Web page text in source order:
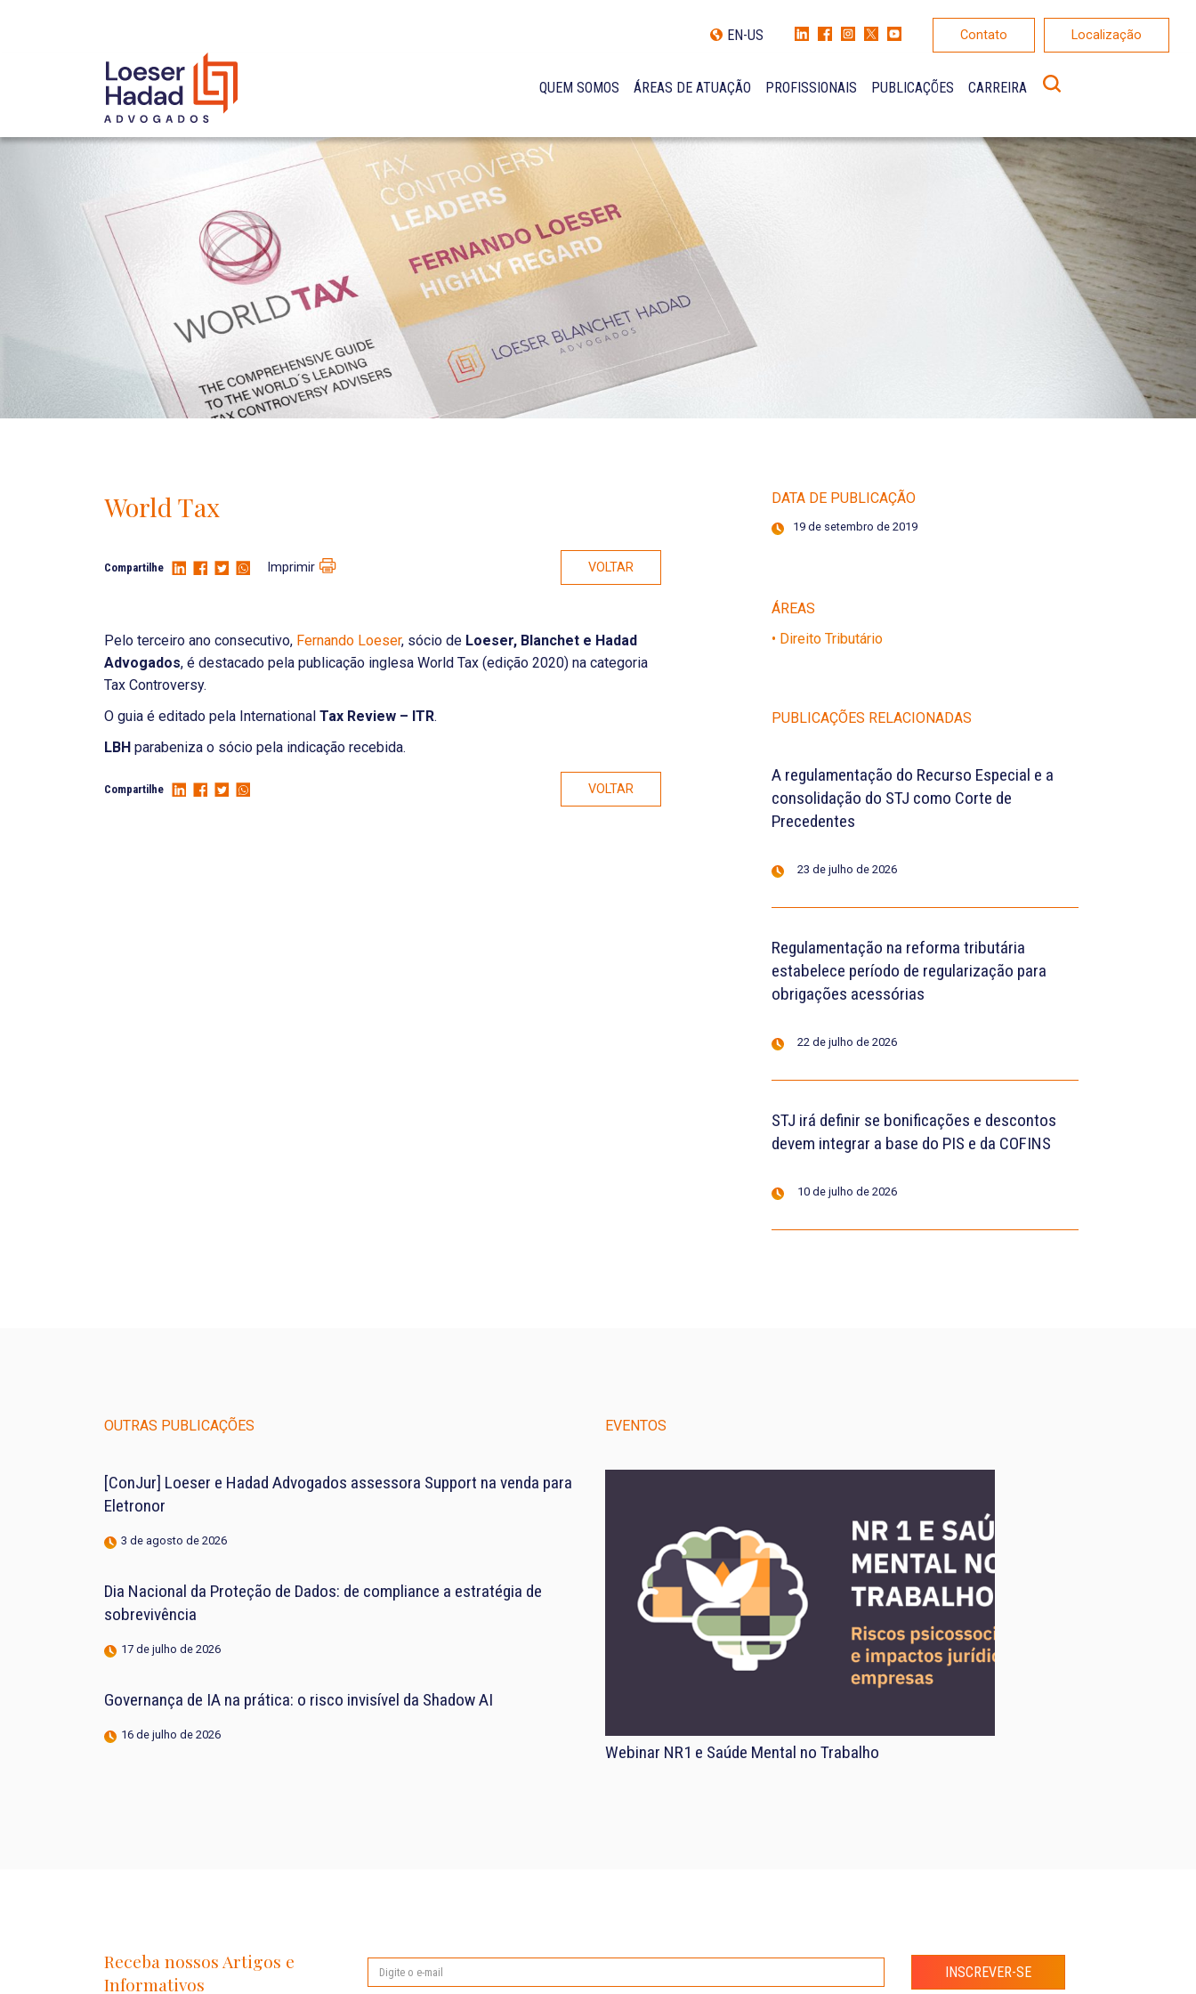
INTERNATIONAL NETWORK
PRÊMIOS
NOSSA EQUIPE
EN-US Contato Localização
QUEM SOMOS
INCLUSÃO E DIVERSIDADE
INTERNATIONAL NETWORK
PRÊMIOS
NOSSA EQUIPE
ÁREAS DE ATUAÇÃO PROFISSIONAIS PUBLICAÇÕES CARREIRA
World Tax
Compartilhe Imprimir VOLTAR
Pelo terceiro ano consecutivo, Fernando Loeser, sócio de Loeser, Blanchet e Hadad
Advogados, é destacado pela publicação inglesa World Tax (edição 2020) na categoria
Tax Controversy.
O guia é editado pela International Tax Review – ITR.
LBH parabeniza o sócio pela indicação recebida.
Compartilhe VOLTAR
DATA DE PUBLICAÇÃO
19 de setembro de 2019
ÁREAS
• Direito Tributário
PUBLICAÇÕES RELACIONADAS
A regulamentação do Recurso Especial e a
consolidação do STJ como Corte de
Precedentes
23 de julho de 2026
Regulamentação na reforma tributária
estabelece período de regularização para
obrigações acessórias
22 de julho de 2026
STJ irá definir se bonificações e descontos
devem integrar a base do PIS e da COFINS
10 de julho de 2026
OUTRAS PUBLICAÇÕES
[ConJur] Loeser e Hadad Advogados assessora Support na venda para
Eletronor
3 de agosto de 2026
Dia Nacional da Proteção de Dados: de compliance a estratégia de
sobrevivência
17 de julho de 2026
Governança de IA na prática: o risco invisível da Shadow AI
16 de julho de 2026
EVENTOS
Webinar NR1 e Saúde Mental no Trabalho
Receba nossos Artigos e
Informativos
INSCREVER-SE